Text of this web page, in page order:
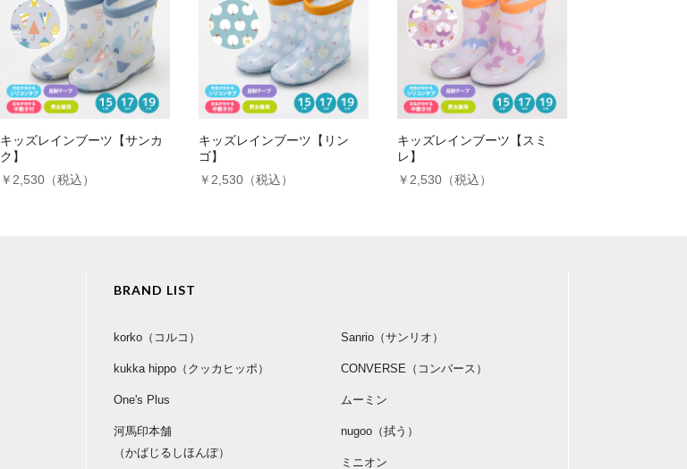
投稿日：2013年02月26日
キッズレインブーツ【サンカ
ク】
￥2,530（税込）
キッズレインブーツ【リン
ゴ】
￥2,530（税込）
キッズレインブーツ【スミ
レ】
￥2,530（税込）
BRAND LIST
korko（コルコ）
kukka hippo（クッカヒッポ）
One's Plus
河馬印本舗
（かばじるしほんぽ）
Sanrio（サンリオ）
CONVERSE（コンバース）
ムーミン
nugoo（拭う）
ミニオン